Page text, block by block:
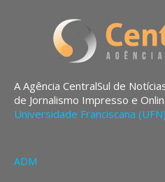
A Agência CentralSul de
de Jornalismo Impresso e
Universidade Franciscana (UFN)
ADM